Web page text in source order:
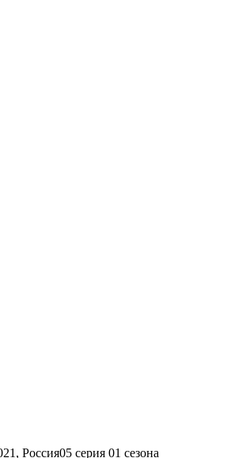
Россия05 серия 01 сезона